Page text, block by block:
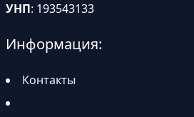
УНП: 193543133
Информация:
Контакты